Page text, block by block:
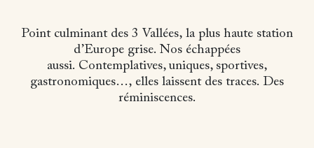
Point culminant des 3 Vallées, la plus haute station
d’Europe grise. Nos échappées
aussi. Contemplatives, uniques, sportives,
gastronomiques…, elles laissent des traces. Des
réminiscences.